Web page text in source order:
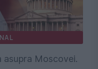
asupra Moscovei.